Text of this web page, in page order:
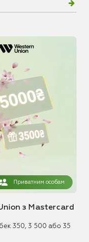
Приватним особам
з Mastercard
350, 3 500 або 35